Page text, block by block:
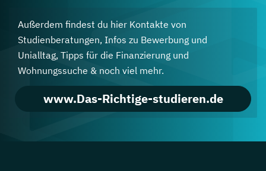
Außerdem findest du hier Kontakte von
Studienberatungen, Infos zu Bewerbung und
Unialltag, Tipps für die Finanzierung und
Wohnungssuche & noch viel mehr.
www.Das-Richtige-studieren.de